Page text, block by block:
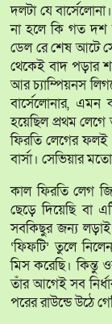
দলটা যে
না হলে কি গত দশ
ডেল রে শেষ আটে
থেকেই বাদ পড়ার
আর চ্যাম্পিয়নস
বার্সেলোনার, এমন
হয়েছিল প্রথম
ফিরতি লেগের ফলই
বার্সা। সেভিয়ার
কাল ফিরতি লেগ
ছেড়ে দিয়েছি বা
সবকিছুর জন্য
‘ফিফটি’ তুলে
মিস করেছি। কিন্তু
তাঁর আগেই সব
পরের রাউন্ডে উঠে